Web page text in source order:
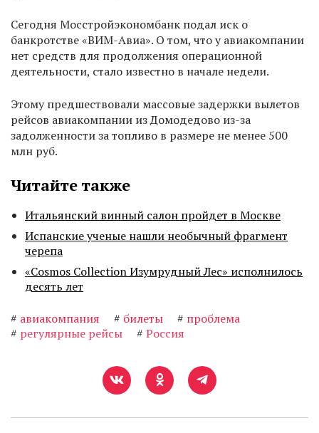
Сегодня Мосстройэкономбанк подал иск о
банкротстве «ВИМ-Авиа». О том, что у авиакомпании
нет средств для продолжения операционной
деятельности, стало известно в начале недели.
Этому предшествовали массовые задержки вылетов
рейсов авиакомпании из Домодедово из-за
задолженности за топливо в размере не менее 500
млн руб.
Читайте также
Итальянский винный салон пройдет в Москве
Испанские ученые нашли необычный фрагмент
черепа
«Cosmos Collection Изумрудный Лес» исполнилось
десять лет
# авиакомпания # билеты # проблема
# регулярные рейсы # Россия